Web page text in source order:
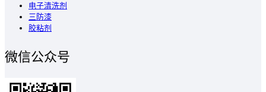
电子清洗剂
三防漆
胶粘剂
微信公众号